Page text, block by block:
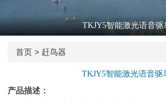
ISO资质
客户案例
TKJY5智能激光语音驱
首页> 赶鸟器
TKJY5智能激光语音驱
产品描述：